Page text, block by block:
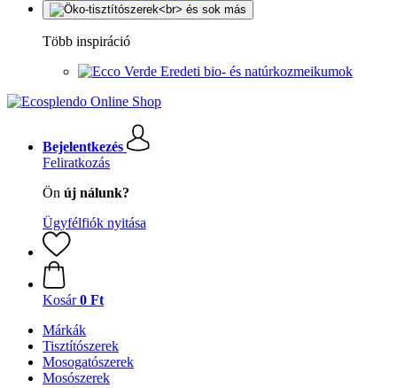
Több inspiráció
Eredeti bio- és natúrkozmeikumok
Bejelentkezés
Feliratkozás
Ön új nálunk?
Ügyfélfiók nyitása
Kosár 0 Ft
Márkák
Tisztítószerek
Mosogatószerek
Mosószerek